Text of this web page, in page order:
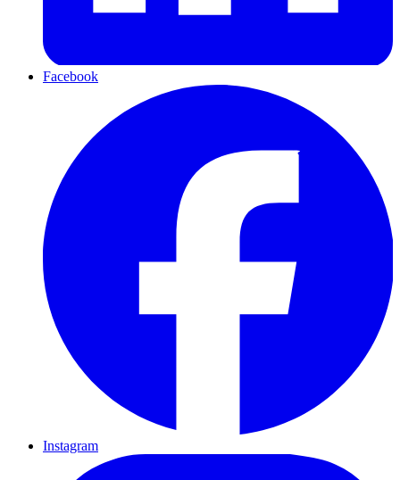
Facebook
Instagram